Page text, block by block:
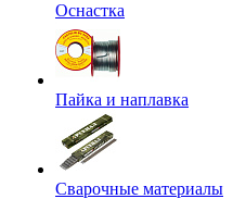
Оснастка
Пайка и наплавка
Сварочные материалы